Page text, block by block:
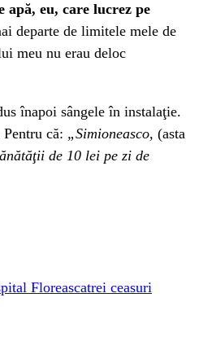
eu, care lucrez pe
departe de limitele mele de
meu nu erau deloc
înapoi sângele în instalaţie.
Pentru că: „Simioneasco, (asta
de 10 lei pe zi de
Floreascatrei ceasuri